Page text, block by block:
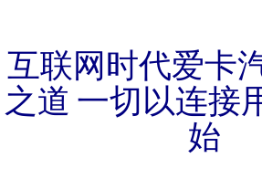
互联网时代爱卡
之道 一切以连接
始